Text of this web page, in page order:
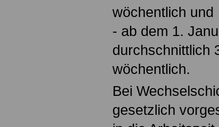
wöchentlich und
- ab dem 1.
durchschnittlich
wöchentlich.
Bei
gesetzlich